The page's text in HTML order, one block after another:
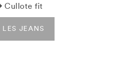
Cullote fit
LES JEANS